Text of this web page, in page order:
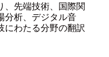
、先端技術、国際関
分析、デジタル音
にわたる分野の翻訳